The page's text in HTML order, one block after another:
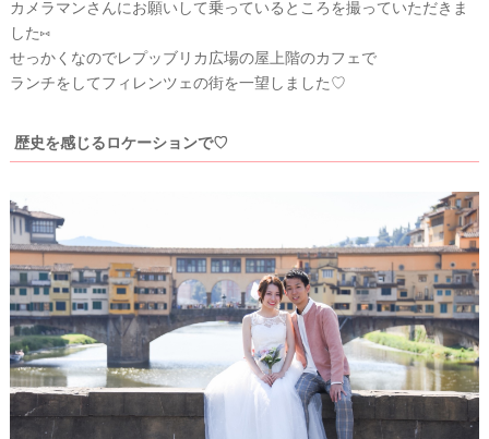
カメラマンさんにお願いして乗っているところを撮っていただきま
した⑅
せっかくなのでレプッブリカ広場の屋上階のカフェで
ランチをしてフィレンツェの街を一望しました♡
歴史を感じるロケーションで♡
&
E
S
S
サ
イ